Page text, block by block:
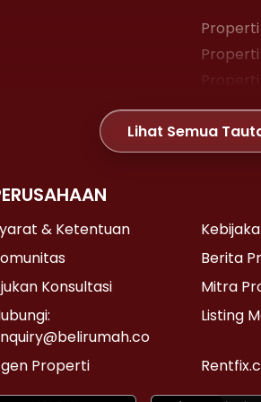
Properti
Properti
Properti
Properti
Properti
Lihat Semua
& Ketentuan
Berita
Konsultasi
Mitra
Listing
Properti